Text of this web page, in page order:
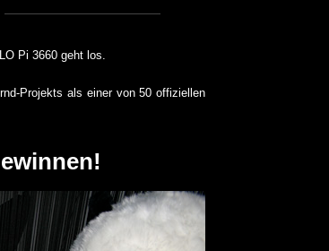
Pi 3660 geht los.
Projekts als einer von 50 offiziellen